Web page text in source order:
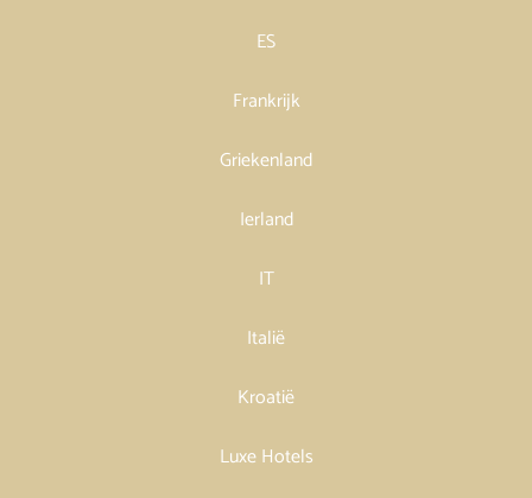
ES
Frankrijk
Griekenland
Ierland
IT
Italië
Kroatië
Luxe Hotels